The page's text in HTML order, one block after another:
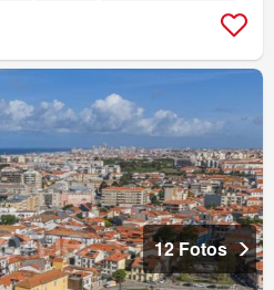
12 Fotos